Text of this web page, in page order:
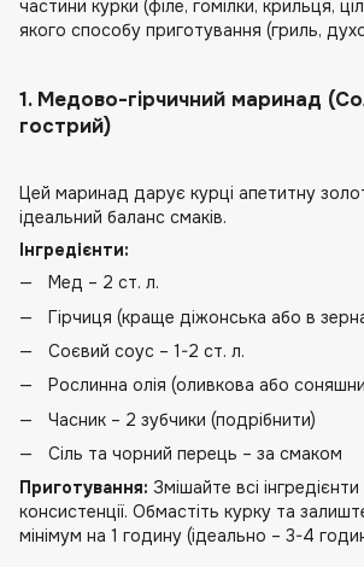
частини курки (філе, гомілки, крильця,
якого способу приготування (гриль,
1. Медово-гірчичний маринад
гострий)
Цей маринад дарує курці апетитну
ідеальний баланс смаків.
Інгредієнти:
Мед – 2 ст. л.
Гірчиця (краще діжонська або в
Соєвий соус – 1-2 ст. л.
Рослинна олія (оливкова або
Часник – 2 зубчики (подрібнити)
Сіль та чорний перець – за смаком
Приготування: Змішайте всі
консистенції. Обмастіть курку та
мінімум на 1 годину (ідеально – 3-4